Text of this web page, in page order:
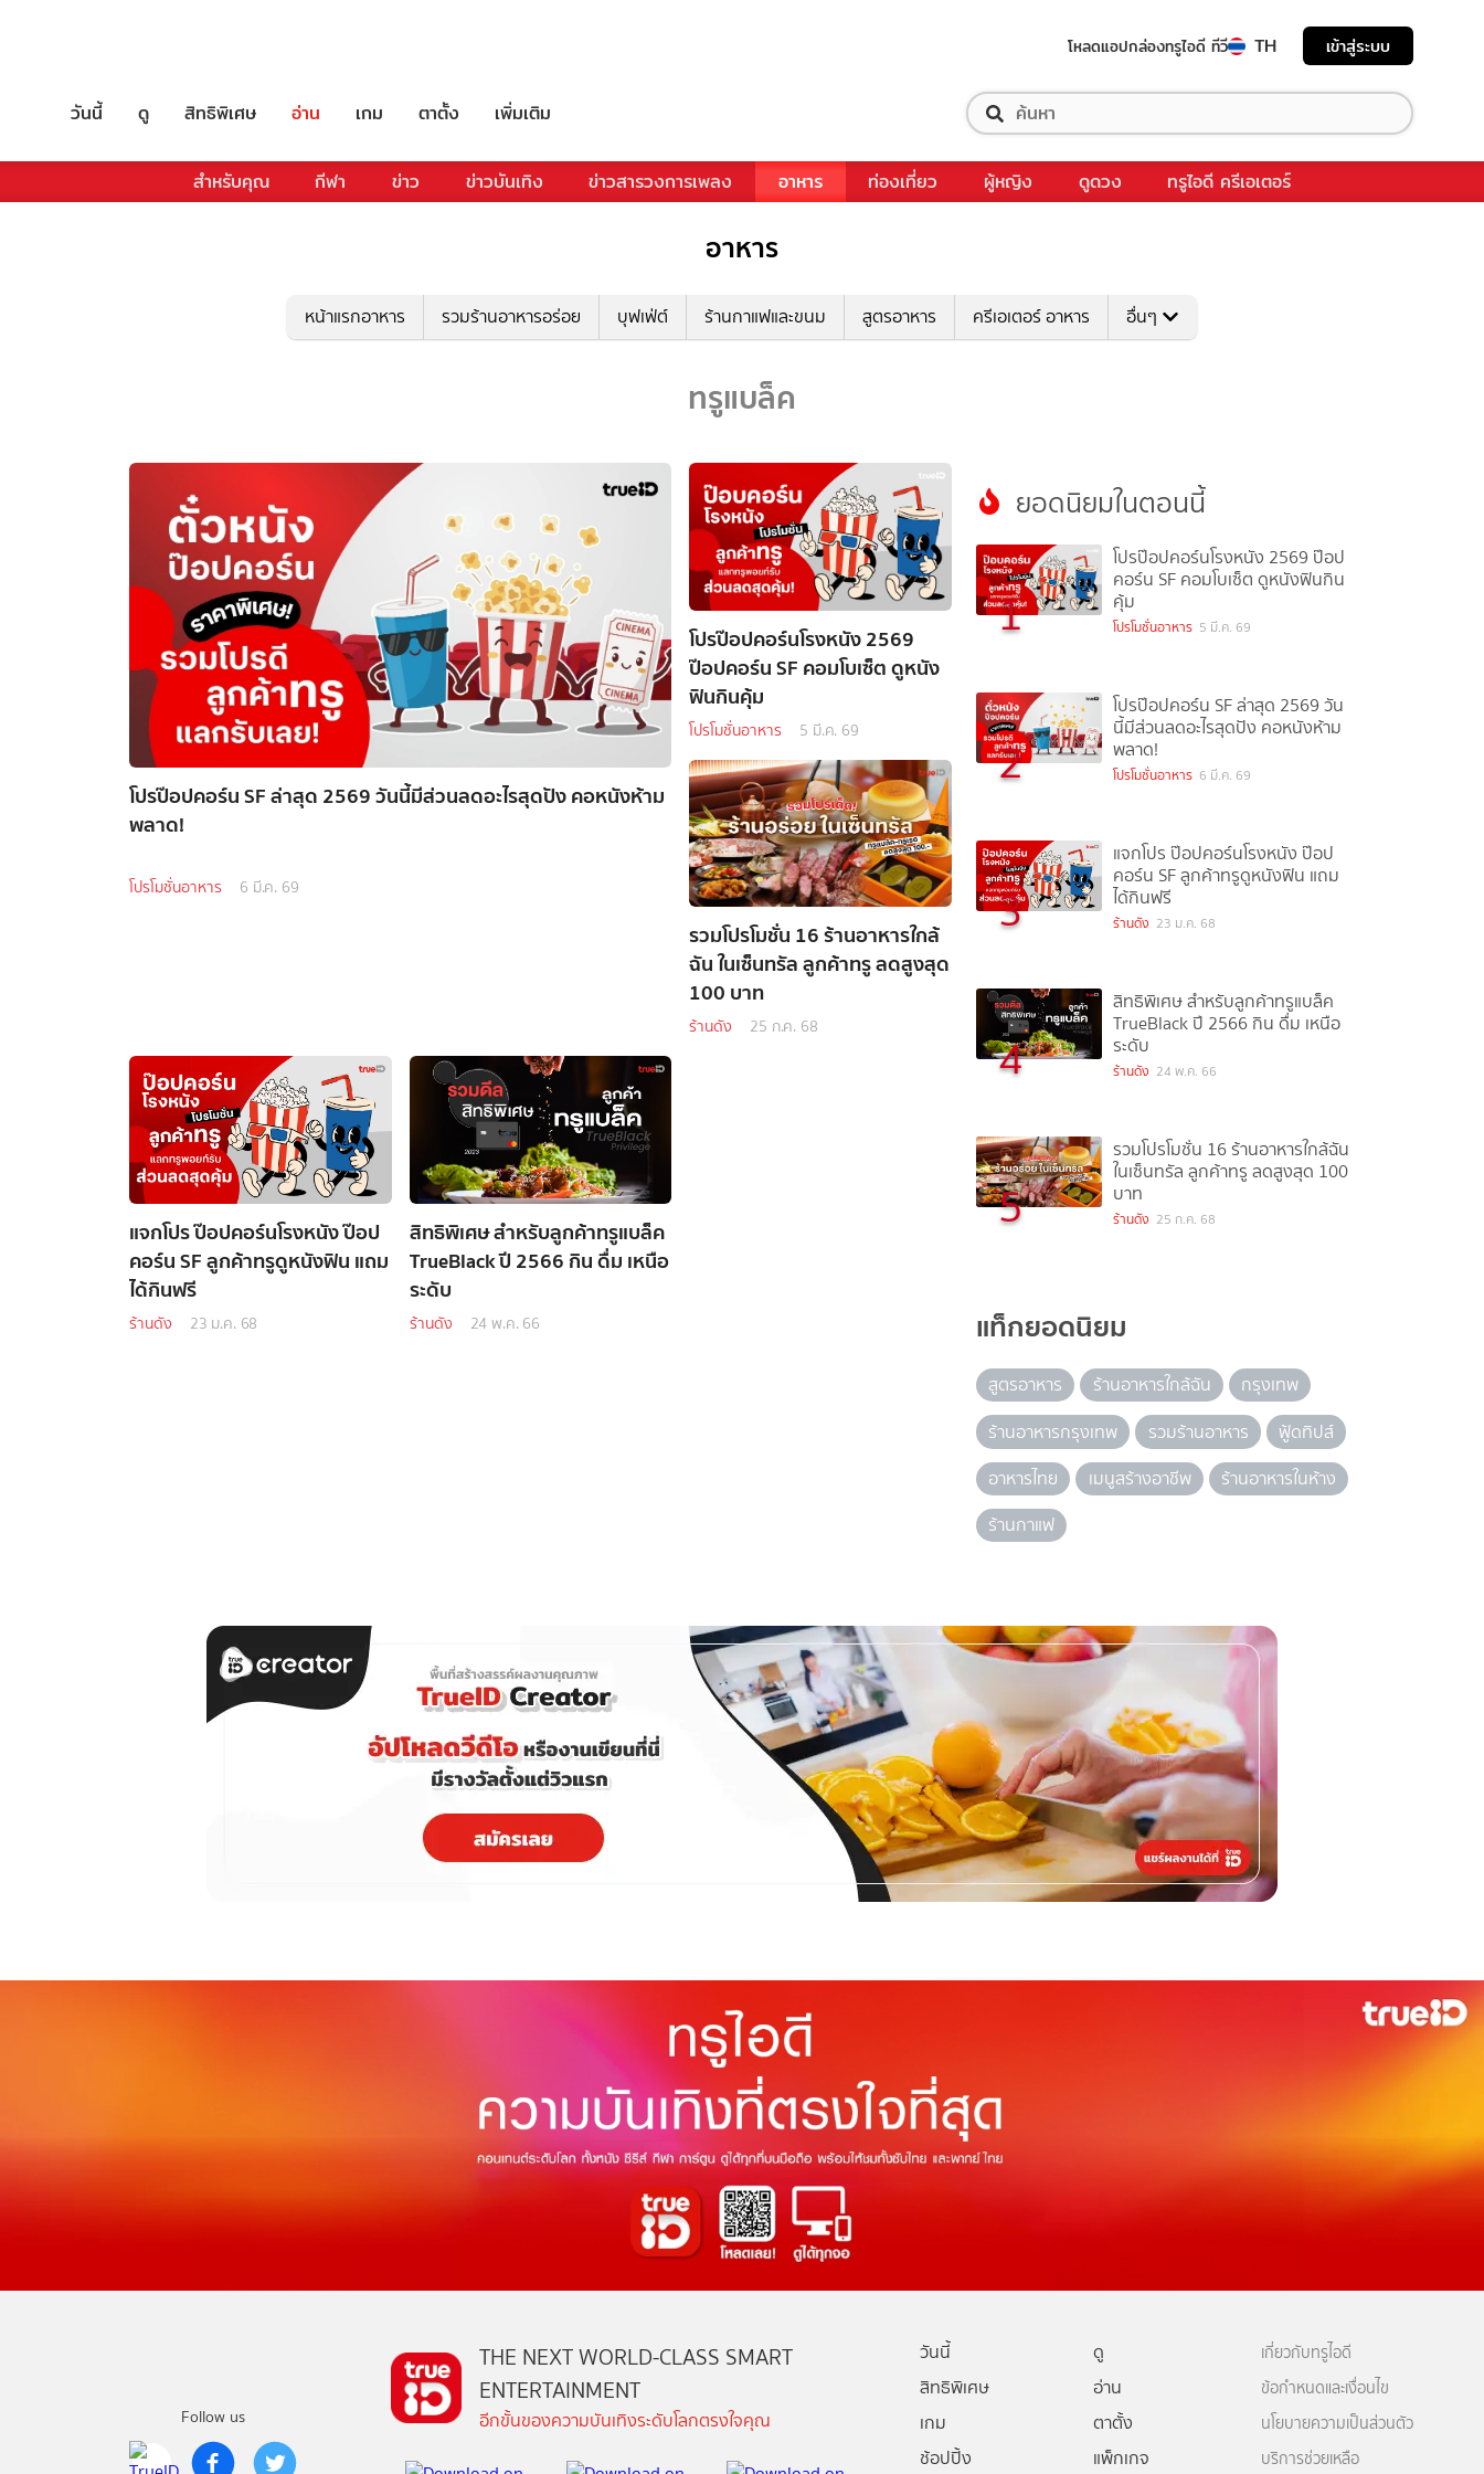
โหลดแอปกล่องทรูไอดี ทีวี TH เข้าสู่ระบบ
วันนี้ ดู สิทธิพิเศษ อ่าน เกม ตาตั้ง เพิ่มเติม
สำหรับคุณ กีฬา ข่าว ข่าวบันเทิง ข่าวสารวงการเพลง อาหาร ท่องเที่ยว ผู้หญิง ดูดวง ทรูไอดี ครีเอเตอร์
อาหาร
หน้าแรกอาหาร รวมร้านอาหารอร่อย บุฟเฟ่ต์ ร้านกาแฟและขนม สูตรอาหาร ครีเอเตอร์ อาหาร อื่นๆ
ทรูแบล็ค
โปรป๊อปคอร์น SF ล่าสุด 2569 วันนี้มีส่วนลดอะไรสุดปัง คอหนังห้าม
พลาด!
โปรโมชั่นอาหาร 6 มี.ค. 69
โปรป๊อปคอร์นโรงหนัง 2569
ป๊อปคอร์น SF คอมโบเซ็ต ดูหนัง
ฟินกินคุ้ม
โปรโมชั่นอาหาร 5 มี.ค. 69
รวมโปรโมชั่น 16 ร้านอาหารใกล้
ฉัน ในเซ็นทรัล ลูกค้าทรู ลดสูงสุด
100 บาท
ร้านดัง 25 ก.ค. 68
แจกโปร ป๊อปคอร์นโรงหนัง ป๊อป
คอร์น SF ลูกค้าทรูดูหนังฟิน แถม
ได้กินฟรี
ร้านดัง 23 ม.ค. 68
สิทธิพิเศษ สำหรับลูกค้าทรูแบล็ค
TrueBlack ปี 2566 กิน ดื่ม เหนือ
ระดับ
ร้านดัง 24 พ.ค. 66
ยอดนิยมในตอนนี้
1
โปรป๊อปคอร์นโรงหนัง 2569 ป๊อป
คอร์น SF คอมโบเซ็ต ดูหนังฟินกิน
คุ้ม
โปรโมชั่นอาหาร 5 มี.ค. 69
2
โปรป๊อปคอร์น SF ล่าสุด 2569 วัน
นี้มีส่วนลดอะไรสุดปัง คอหนังห้าม
พลาด!
โปรโมชั่นอาหาร 6 มี.ค. 69
3
แจกโปร ป๊อปคอร์นโรงหนัง ป๊อป
คอร์น SF ลูกค้าทรูดูหนังฟิน แถม
ได้กินฟรี
ร้านดัง 23 ม.ค. 68
4
สิทธิพิเศษ สำหรับลูกค้าทรูแบล็ค
TrueBlack ปี 2566 กิน ดื่ม เหนือ
ระดับ
ร้านดัง 24 พ.ค. 66
5
รวมโปรโมชั่น 16 ร้านอาหารใกล้ฉัน
ในเซ็นทรัล ลูกค้าทรู ลดสูงสุด 100
บาท
ร้านดัง 25 ก.ค. 68
แท็กยอดนิยม
สูตรอาหาร ร้านอาหารใกล้ฉัน
กรุงเทพ
ร้านอาหารกรุงเทพ
รวมร้านอาหาร
ฟู้ดทิปส์
อาหารไทย
เมนูสร้างอาชีพ
ร้านอาหารในห้าง
ร้านกาแฟ
Follow us
THE NEXT WORLD-CLASS SMART
ENTERTAINMENT
อีกขั้นของความบันเทิงระดับโลกตรงใจคุณ
วันนี้
ดู
สิทธิพิเศษ
อ่าน
เกม
ตาตั้ง
ช้อปปิ้ง
แพ็กเกจ
เกี่ยวกับทรูไอดี
ข้อกำหนดและเงื่อนไข
นโยบายความเป็นส่วนตัว
บริการช่วยเหลือ